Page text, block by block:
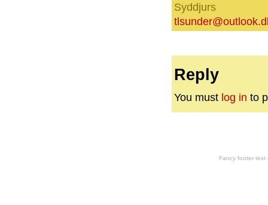
Syddjurs
Reply
You must log in to
Fancy footer